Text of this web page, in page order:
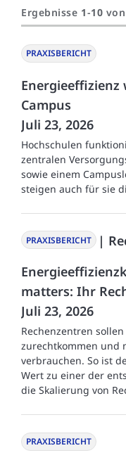
Ergebnisse 1-10 von
PRAXISBERICHT
Campus
Juli 23, 2026
Hochschulen
zentralen
sowie einem
steigen auch für sie
PRAXISBERICHT
|
matters: Ihr
Juli 23, 2026
Rechenzentren
zurechtkommen und
verbrauchen. So ist
Wert zu einer der
die Skalierung von
PRAXISBERICHT